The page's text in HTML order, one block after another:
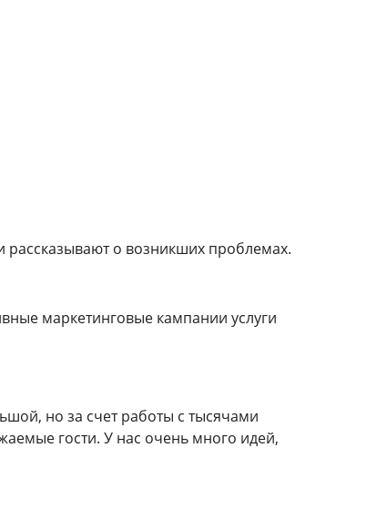
рассказывают о возникших проблемах.
маркетинговые кампании услуги
но за счет работы с тысячами
гости. У нас очень много идей,